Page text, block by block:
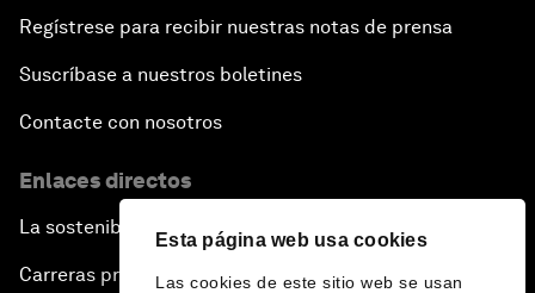
Esta página web usa cookies
Las cookies de este sitio web se usan
Regístrese para recibir nuestras notas de prensa
Suscríbase a nuestros boletines
Contacte con nosotros
Enlaces directos
La sostenibilidad en el Foro
Carreras profesionales